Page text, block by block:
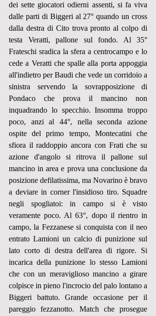
dei sette giocatori odierni assenti, si fa viva
dalle parti di Biggeri al 27° quando un cross
dalla destra di Cito trova pronto al colpo di
testa Veratti, pallone sul fondo. Al 35°
Frateschi sradica la sfera a centrocampo e lo
cede a Veratti che spalle alla porta appoggia
all'indietro per Baudi che vede un corridoio a
sinistra servendo la sovrapposizione di
Pondaco che prova il mancino non
inquadrando lo specchio. Insomma troppo
poco, anzi al 44°, nella seconda azione
ospite del primo tempo, Montecatini che
sfiora il raddoppio ancora con Frati che su
azione d'angolo si ritrova il pallone sul
mancino in area e prova una conclusione da
posizione defilatissima, ma Novarino è bravo
a deviare in corner l'insidioso tiro. Squadre
negli spogliatoi: in campo si è visto
veramente poco. Al 63°, dopo il rientro in
campo, la Fezzanese si conquista con il neo
entrato Lamioni un calcio di punizione sul
lato corto di destra dell'area di rigore. Si
incarica della punizione lo stesso Lamioni
che con un meraviglioso mancino a girare
colpisce in pieno l'incrocio del palo lontano a
Biggeri battuto. Grande occasione per il
pareggio fezzanotto. Match che prosegue